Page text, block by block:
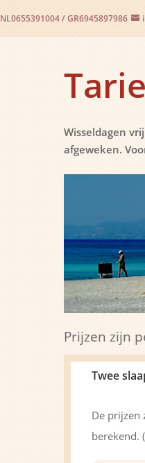
NL0655391004/GR6945897986
Wisseldagen
afgeweken.
Prijzen zijn
Twee
De prijzen
berekend.